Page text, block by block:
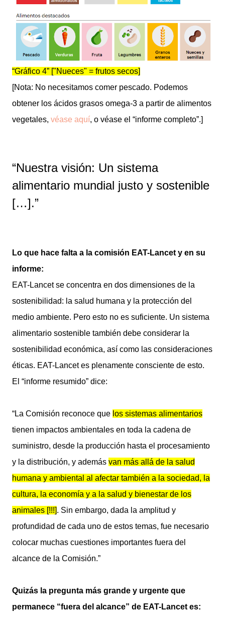
“Gráfico 4” ["Nueces" = frutos secos]
[Nota: No necesitamos comer pescado. Podemos
obtener los ácidos grasos omega-3 a partir de alimentos
vegetales, véase aquí, o véase el “informe completo”.]
“Nuestra visión: Un sistema
alimentario mundial justo y sostenible
[…].”
Lo que hace falta a la comisión EAT-Lancet y en su
informe:
EAT-Lancet se concentra en dos dimensiones de la
sostenibilidad: la salud humana y la protección del
medio ambiente. Pero esto no es suficiente. Un sistema
alimentario sostenible también debe considerar la
sostenibilidad económica, así como las consideraciones
éticas. EAT-Lancet es plenamente consciente de esto.
El “informe resumido” dice:
“La Comisión reconoce que los sistemas alimentarios
tienen impactos ambientales en toda la cadena de
suministro, desde la producción hasta el procesamiento
y la distribución, y además van más allá de la salud
humana y ambiental al afectar también a la sociedad, la
cultura, la economía y a la salud y bienestar de los
animales [!!!]. Sin embargo, dada la amplitud y
profundidad de cada uno de estos temas, fue necesario
colocar muchas cuestiones importantes fuera del
alcance de la Comisión.”
Quizás la pregunta más grande y urgente que
permanece “fuera del alcance” de EAT-Lancet es: